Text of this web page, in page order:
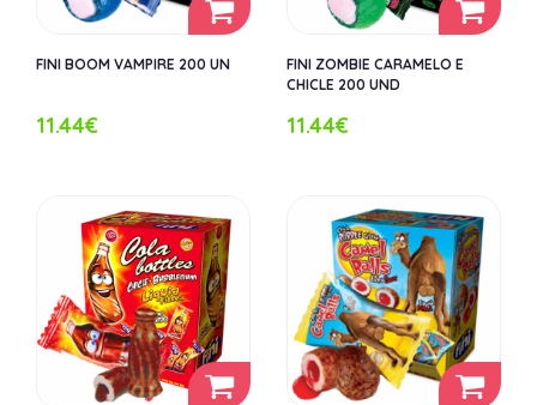
FINI BOOM VAMPIRE 200 UN
11.44€
FINI ZOMBIE CARAMELO E
CHICLE 200 UND
11.44€